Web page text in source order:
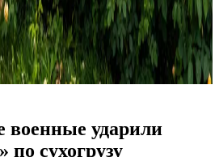
военные ударили
по сухогрузу